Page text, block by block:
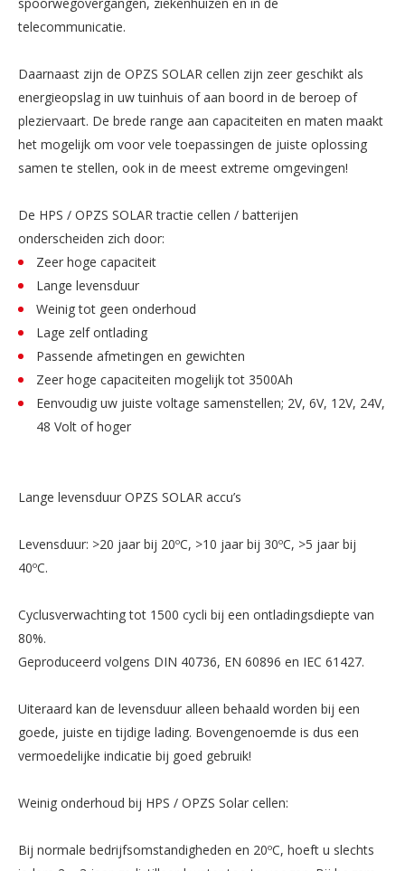
spoorwegovergangen, ziekenhuizen en in de
telecommunicatie.
Daarnaast zijn de OPZS SOLAR cellen zijn zeer geschikt als
energieopslag in uw tuinhuis of aan boord in de beroep of
pleziervaart. De brede range aan capaciteiten en maten maakt
het mogelijk om voor vele toepassingen de juiste oplossing
samen te stellen, ook in de meest extreme omgevingen!
De HPS / OPZS SOLAR tractie cellen / batterijen
onderscheiden zich door:
Zeer hoge capaciteit
Lange levensduur
Weinig tot geen onderhoud
Lage zelf ontlading
Passende afmetingen en gewichten
Zeer hoge capaciteiten mogelijk tot 3500Ah
Eenvoudig uw juiste voltage samenstellen; 2V, 6V, 12V, 24V,
48 Volt of hoger
Lange levensduur OPZS SOLAR accu’s
Levensduur: >20 jaar bij 20ºC, >10 jaar bij 30ºC, >5 jaar bij
40ºC.
Cyclusverwachting tot 1500 cycli bij een ontladingsdiepte van
80%.
Geproduceerd volgens DIN 40736, EN 60896 en IEC 61427.
Uiteraard kan de levensduur alleen behaald worden bij een
goede, juiste en tijdige lading. Bovengenoemde is dus een
vermoedelijke indicatie bij goed gebruik!
Weinig onderhoud bij HPS / OPZS Solar cellen:
Bij normale bedrijfsomstandigheden en 20ºC, hoeft u slechts